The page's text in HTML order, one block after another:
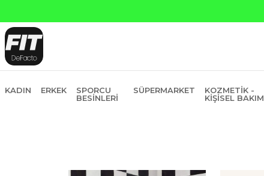
KADIN ERKEK
SPORCU
BESINLERI
SÜPERMARKET
KOZMETIK -
KIŞISEL BAKIM